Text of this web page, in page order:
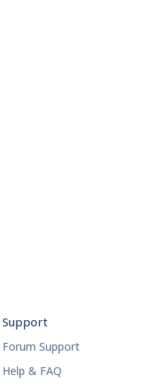
Support
Forum Support
Help & FAQ